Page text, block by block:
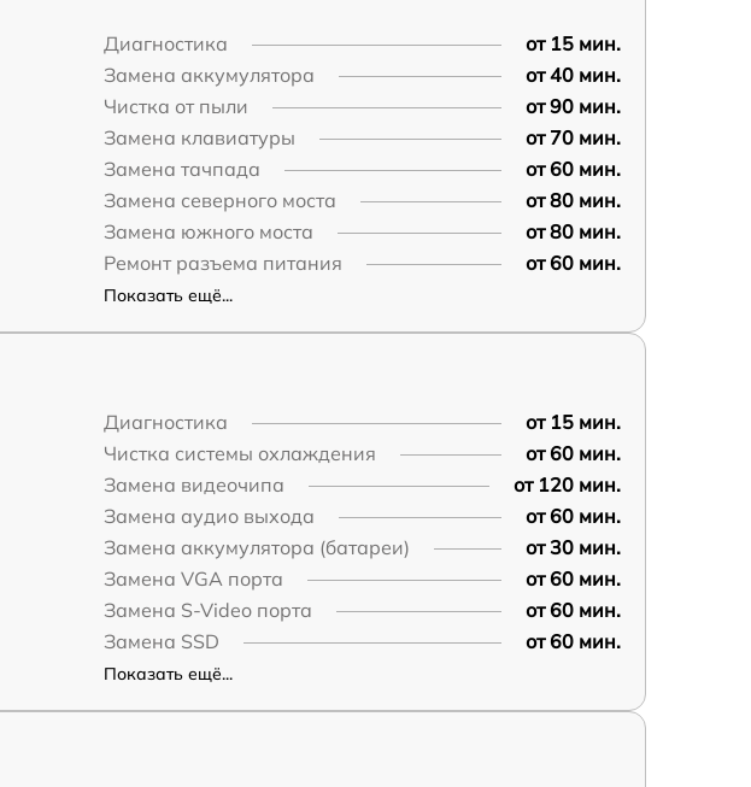
Диагностика
от 15 мин.
Замена аккумулятора
от 40 мин.
Чистка от пыли
от 90 мин.
Замена клавиатуры
от 70 мин.
Замена тачпада
от 60 мин.
Замена северного моста
от 80 мин.
Замена южного моста
от 80 мин.
Ремонт разъема питания
от 60 мин.
Показать ещё...
Диагностика
от 15 мин.
Чистка системы охлаждения
от 60 мин.
Замена видеочипа
от 120 мин.
Замена аудио выхода
от 60 мин.
Замена аккумулятора (батареи)
от 30 мин.
Замена VGA порта
от 60 мин.
Замена S-Video порта
от 60 мин.
Замена SSD
от 60 мин.
Показать ещё...